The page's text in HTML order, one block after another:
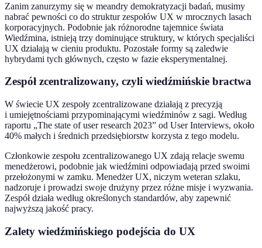
Zanim zanurzymy się w meandry demokratyzacji badań, musimy
nabrać pewności co do struktur zespołów UX w mrocznych lasach
korporacyjnych. Podobnie jak różnorodne tajemnice świata
Wiedźmina, istnieją trzy dominujące struktury, w których specjaliści
UX działają w cieniu produktu. Pozostałe formy są zaledwie
hybrydami tych głównych, często w fazie eksperymentalnej.
Zespół zcentralizowany, czyli wiedźmińskie bractwa
W świecie UX zespoły zcentralizowane działają z precyzją
i umiejętnościami przypominającymi wiedźminów z sagi. Według
raportu „The state of user research 2023” od User Interviews, około
40% małych i średnich przedsiębiorstw korzysta z tego modelu.
Członkowie zespołu zcentralizowanego UX zdają relacje swemu
menedżerowi, podobnie jak wiedźmini odpowiadają przed swoimi
przełożonymi w zamku. Menedżer UX, niczym weteran szlaku,
nadzoruje i prowadzi swoje drużyny przez różne misje i wyzwania.
Zespół działa według określonych standardów, aby zapewnić
najwyższą jakość pracy.
Zalety wiedźmińskiego podejścia do UX